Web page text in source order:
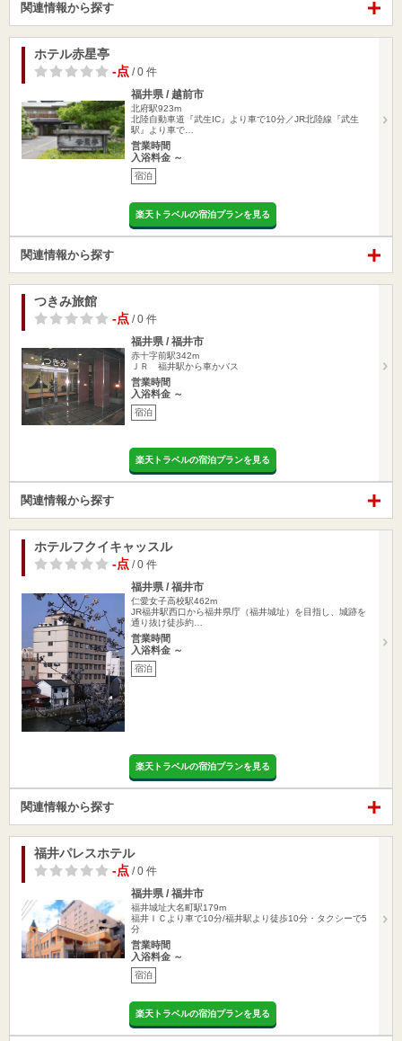
関連情報から探す
ホテル赤星亭
-点 / 0 件
福井県 / 越前市
北府駅923m
北陸自動車道『武生IC』より車で10分／JR北陸線『武生
駅』より車で…
営業時間
入浴料金 ～
宿泊
楽天トラベルの宿泊プランを見る
関連情報から探す
つきみ旅館
-点 / 0 件
福井県 / 福井市
赤十字前駅342m
ＪＲ 福井駅から車かバス
営業時間
入浴料金 ～
宿泊
楽天トラベルの宿泊プランを見る
関連情報から探す
ホテルフクイキャッスル
-点 / 0 件
福井県 / 福井市
仁愛女子高校駅462m
JR福井駅西口から福井県庁（福井城址）を目指し、城跡を
通り抜け徒歩約…
営業時間
入浴料金 ～
宿泊
楽天トラベルの宿泊プランを見る
関連情報から探す
福井パレスホテル
-点 / 0 件
福井県 / 福井市
福井城址大名町駅179m
福井ＩＣより車で10分/福井駅より徒歩10分・タクシーで5
分
営業時間
入浴料金 ～
宿泊
楽天トラベルの宿泊プランを見る